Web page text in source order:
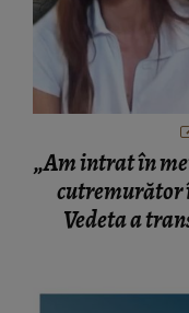
„Am intrat în
cutremurător
Vedeta a